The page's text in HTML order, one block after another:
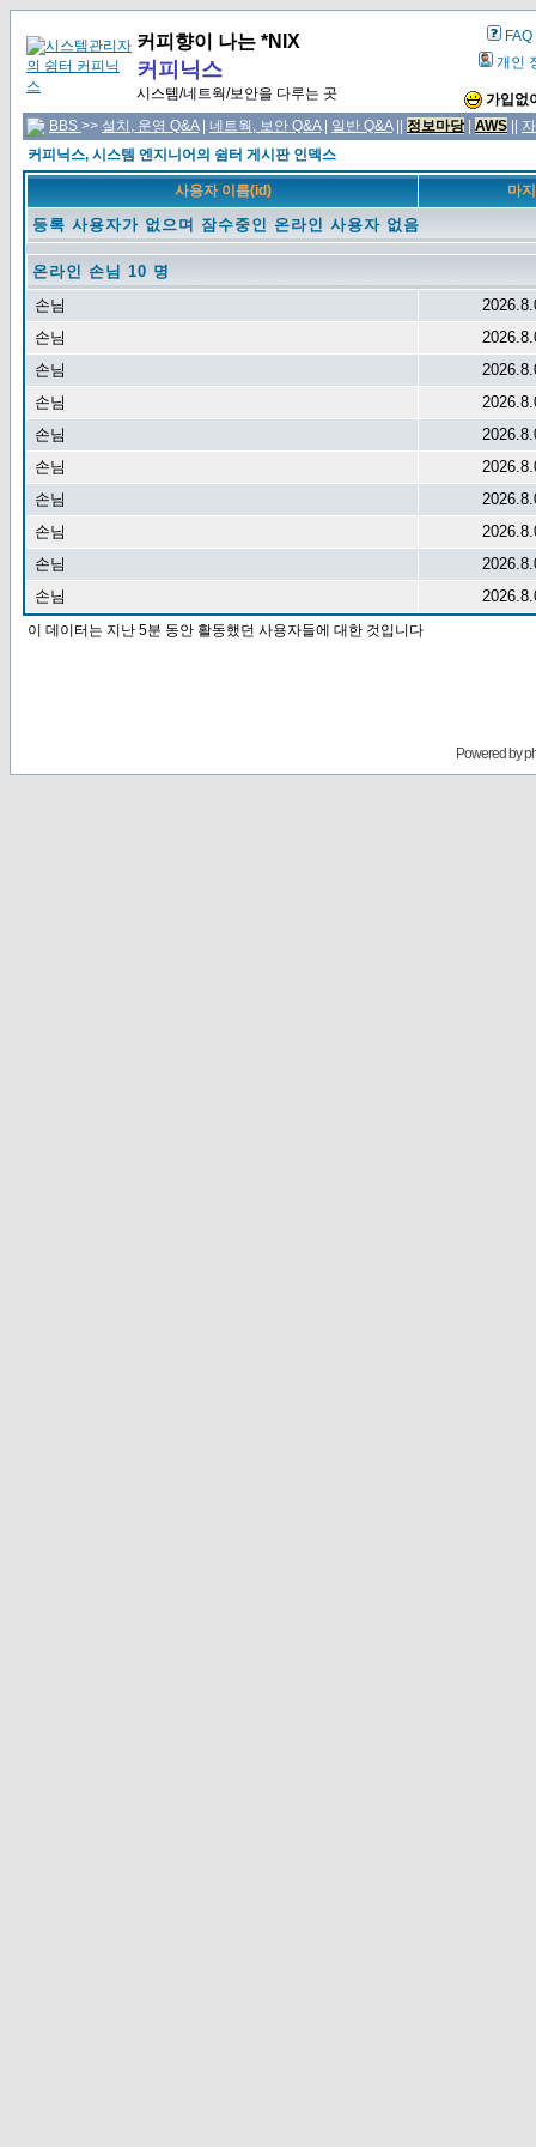
커피향이 나는 *NIX
커피닉스
시스템/네트웍/보안을 다루는 곳
FAQ
개인
가입없
BBS >> 설치, 운영 Q&A| 네트웍, 보안 Q&A| 일반 Q&A|| 정보마당| AWS
커피닉스, 시스템 엔지니어의 쉼터 게시판 인덱스
사용자 이름(id) 마
등록 사용자가 없으며 잠수중인 온라인 사용자 없음
온라인 손님 10 명
손님
손님
손님
손님
손님
손님
손님
손님
손님
손님
이 데이터는 지난 5분 동안 활동했던 사용자들에 대한 것입니다
Powered by